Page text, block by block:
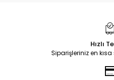
Hızlı
Siparişleriniz en